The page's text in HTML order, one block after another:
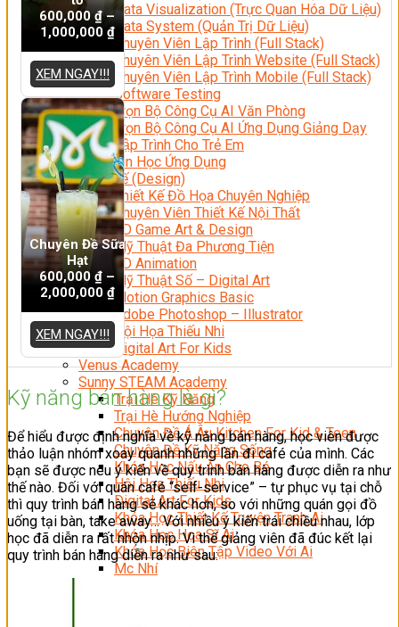
Data Visualization (Trực Quan Hóa Dữ Liệu)
Data System (Quản Trị Dữ Liệu)
Chuyên Viên Lập Trình (Full Stack)
Chuyên Viên Lập Trình Website (Full Stack)
Chuyên Viên Lập Trình Mobile (Full Stack)
Software Testing
Trọn Bộ Công Cụ AI Văn Phòng
Trọn Bộ Công Cụ AI Ứng Dụng Giảng Dạy
Lập Trình Cho Trẻ Em
Tin Học Ứng Dụng
Thiết Kế (Design)
Thiết Kế Đồ Họa Chuyên Nghiệp
Chuyên Viên Thiết Kế Nội Thất
3D Game Art & Design
Mỹ Thuật Đa Phương Tiện
3D Animation
Mỹ Thuật Số – Digital Art
Motion Graphics Basic
Adobe Photoshop – Illustrator
Hội Họa Thiếu Nhi
Digital Art For Kids
Venus Academy
Sunny STEAM Academy
Trại Hè Kỹ Năng
Trại Hè Hướng Nghiệp
Chuyên Đề Á Âu Kitchen For Kid & Teen
Chuyên Đề Kỹ Năng Sống
Khóa Học Nấu Ăn Cho Bé
Hội Họa Thiếu Nhi
Digital Art For Kids
Khóa Học Thiết Kế Truyện Tranh Ai
Khóa Học Họa Sĩ Ai
Khóa Học Biên Tập Video Với Ai
Mc Nhí
600,000₫–
1,000,000 ₫
XEM NGAY!!!
Chuyên Đề Sữa
Hạt
600,000 ₫ –
2,000,000 ₫
XEM NGAY!!!
Kỹ năng bán hàng là gì?
Để hiểu được định nghĩa về kỹ năng bán hàng, học viên được
thảo luận nhóm xoay quanh những lần đi café của mình. Các
bạn sẽ được nêu ý kiến về quy trình bán hàng được diễn ra như
thế nào. Đối với quán café “self-service” – tự phục vụ tại chỗ
thì quy trình bán hàng sẽ khác hơn, so với những quán gọi đồ
uống tại bàn, take away… Với nhiều ý kiến trái chiều nhau, lớp
học đã diễn ra rất nhộn nhịp. Vì thế giảng viên đã đúc kết lại
quy trình bán hàng diễn ra như sau: